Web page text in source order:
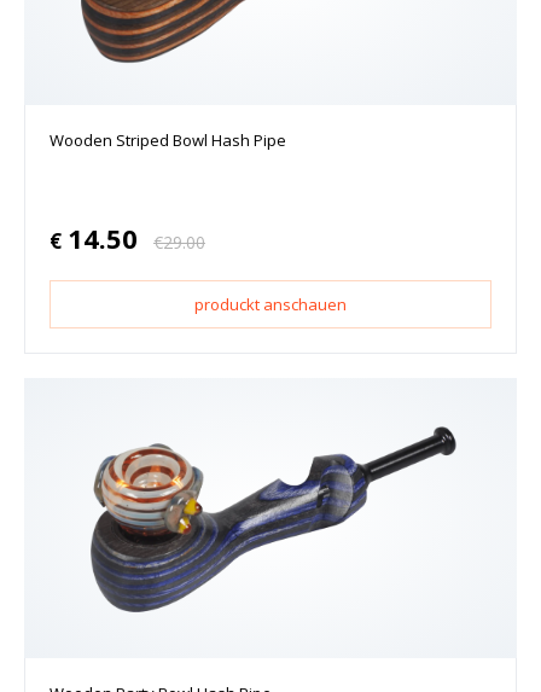
Wooden Striped Bowl Hash Pipe
€ 14.50 €29.00
produckt anschauen